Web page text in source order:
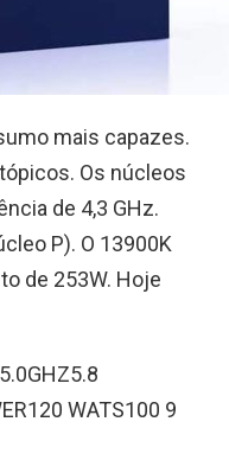
mais capazes.
Os núcleos
de 4,3 GHz.
P). O 13900K
de 253W. Hoje
WATS100 9